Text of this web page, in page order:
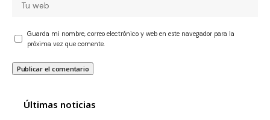
Guarda mi nombre, correo electrónico y web en este navegador para la
próxima vez que comente.
Últimas noticias